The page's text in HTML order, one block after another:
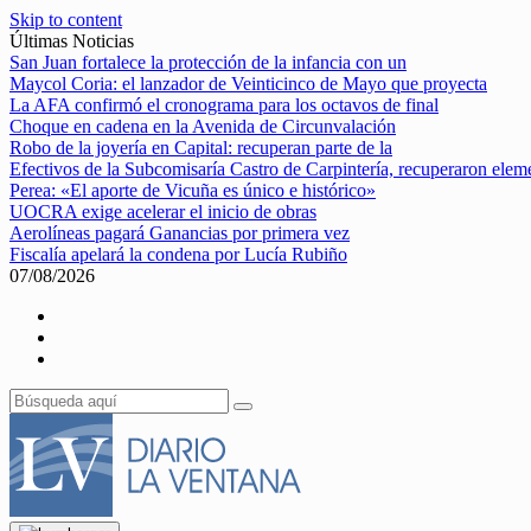
Skip to content
Últimas Noticias
San Juan fortalece la protección de la infancia con un
Maycol Coria: el lanzador de Veinticinco de Mayo que proyecta
La AFA confirmó el cronograma para los octavos de final
Choque en cadena en la Avenida de Circunvalación
Robo de la joyería en Capital: recuperan parte de la
Efectivos de la Subcomisaría Castro de Carpintería, recuperaron
Perea: «El aporte de Vicuña es único e histórico»
UOCRA exige acelerar el inicio de obras
Aerolíneas pagará Ganancias por primera vez
Fiscalía apelará la condena por Lucía Rubiño
07/08/2026